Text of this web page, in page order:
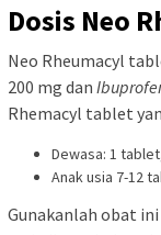
Dosis Neo
Neo Rheumacyl
200 mg dan
Rhemacyl tablet
Dewasa: 1
Anak usia 7-12
Gunakanlah obat ini